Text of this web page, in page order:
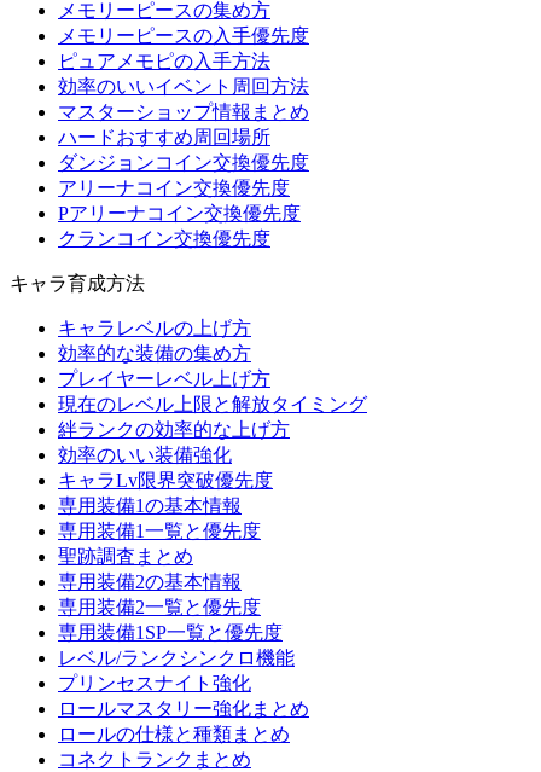
メモリーピースの集め方
メモリーピースの入手優先度
ピュアメモピの入手方法
効率のいいイベント周回方法
マスターショップ情報まとめ
ハードおすすめ周回場所
ダンジョンコイン交換優先度
アリーナコイン交換優先度
Pアリーナコイン交換優先度
クランコイン交換優先度
キャラ育成方法
キャラレベルの上げ方
効率的な装備の集め方
プレイヤーレベル上げ方
現在のレベル上限と解放タイミング
絆ランクの効率的な上げ方
効率のいい装備強化
キャラLv限界突破優先度
専用装備1の基本情報
専用装備1一覧と優先度
聖跡調査まとめ
専用装備2の基本情報
専用装備2一覧と優先度
専用装備1SP一覧と優先度
レベル/ランクシンクロ機能
プリンセスナイト強化
ロールマスタリー強化まとめ
ロールの仕様と種類まとめ
コネクトランクまとめ